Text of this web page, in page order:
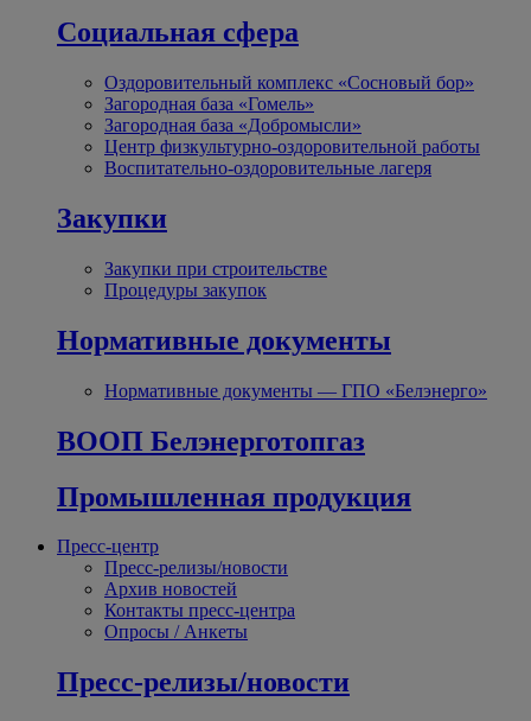
Социальная сфера
Оздоровительный комплекс «Сосновый бор»
Загородная база «Гомель»
Загородная база «Добромысли»
Центр физкультурно-оздоровительной работы
Воспитательно-оздоровительные лагеря
Закупки
Закупки при строительстве
Процедуры закупок
Нормативные документы
Нормативные документы — ГПО «Белэнерго»
ВООП Белэнерготопгаз
Промышленная продукция
Пресс-центр
Пресс-релизы/новости
Архив новостей
Контакты пресс-центра
Опросы / Анкеты
Пресс-релизы/новости